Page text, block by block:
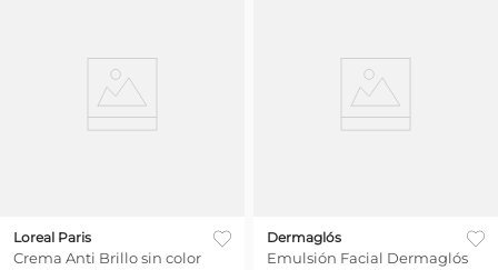
Loreal Paris
Crema Anti Brillo sin color
Dermaglós
Emulsión Facial Dermaglós